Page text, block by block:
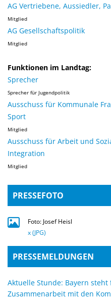
AG Vertriebene, Aussiedler,
Mitglied
AG Gesellschaftspolitik
Mitglied
Funktionen im Landtag:
Sprecher
Sprecher für Jugendpolitik
Ausschuss für Kommunale
Sport
Mitglied
Ausschuss für Arbeit und
Integration
Mitglied
PRESSEFOTO
Foto: Josef Heisl
x (JPG)
PRESSEMELDUNGEN
Aktuelle Stunde: Bayern
Zusammenarbeit mit den